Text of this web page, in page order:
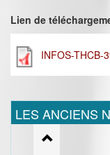
Lien de
INFOS-THCB-
LES ANCIENS